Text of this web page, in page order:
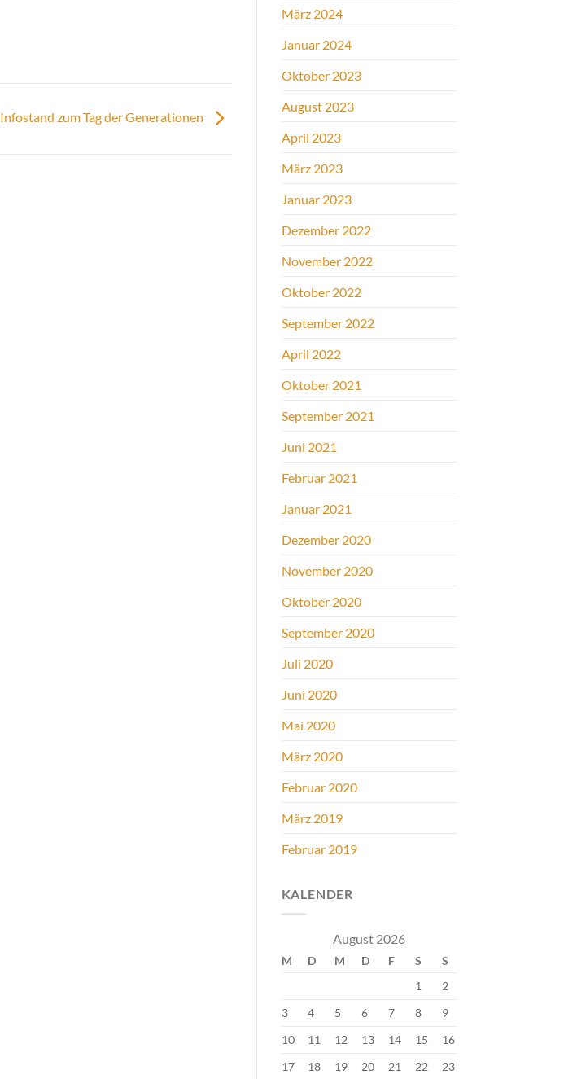
Infostand zum Tag der Generationen
März 2024
Januar 2024
Oktober 2023
August 2023
April 2023
März 2023
Januar 2023
Dezember 2022
November 2022
Oktober 2022
September 2022
April 2022
Oktober 2021
September 2021
Juni 2021
Februar 2021
Januar 2021
Dezember 2020
November 2020
Oktober 2020
September 2020
Juli 2020
Juni 2020
Mai 2020
März 2020
Februar 2020
März 2019
Februar 2019
KALENDER
August 2026
M D M D F S
S
1
2
3
4 5 6 7 8
9
10
11 12 13 14 15
16
17
18 19 20 21 22 23